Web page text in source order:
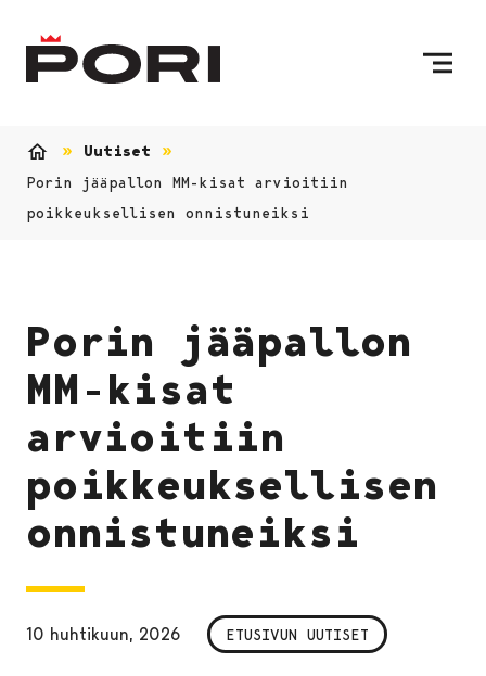
Uutiset
Porin jääpallon MM-kisat arvioitiin
poikkeuksellisen onnistuneiksi
Porin jääpallon
MM-kisat
arvioitiin
poikkeuksellisen
onnistuneiksi
10 huhtikuun, 2026 ETUSIVUN UUTISET